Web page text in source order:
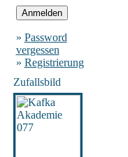
» Password
vergessen
» Registrierung
Zufallsbild